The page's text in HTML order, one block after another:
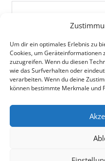
Um dir ein optimales Erlebnis zu
Cookies, um Geräteinformationen
zuzugreifen. Wenn du diesen
wie das Surfverhalten oder
verarbeiten. Wenn du deine
können bestimmte Merkmale und